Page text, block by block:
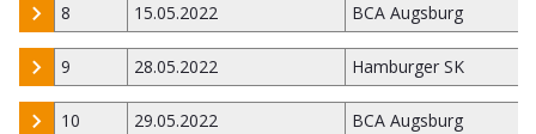
8 15.05.2022 BCA Augsburg
9 28.05.2022 Hamburger SK
10 29.05.2022 BCA Augsburg